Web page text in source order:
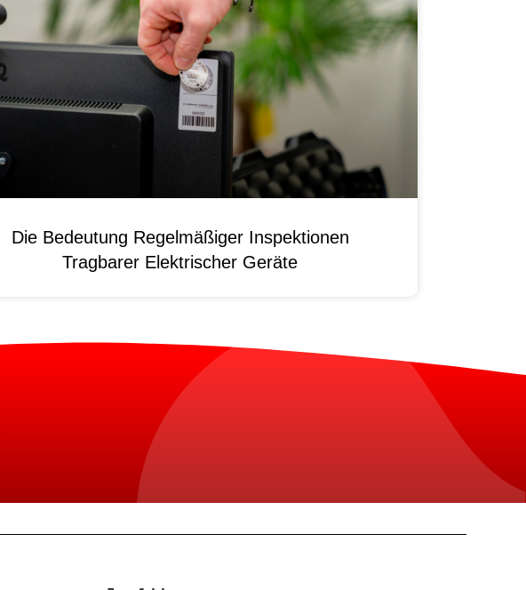
Die Bedeutung Regelmäßiger Inspektionen
Tragbarer Elektrischer Geräte